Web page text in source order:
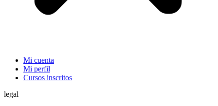
Mi cuenta
Mi perfil
Cursos inscritos
legal